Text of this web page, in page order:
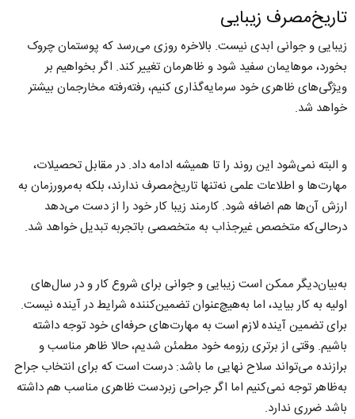
تاریخ‌مصرف زیبایی
زیبایی و جوانی ابدی نیست. بالاخره روزی می‌رسد که پوستمان چروک
بخورد، موهایمان سفید شود و ظاهرمان تغییر کند. اگر بخواهیم بر
ویژگی‌های ظاهری خود سرمایه‌گذاری کنیم، رفته‌رفته مخارجمان بیشتر
خواهد شد.
و البته نمی‌شود این روند را تا همیشه ادامه داد. در مقابل تحصیلات،
مهارت‌ها و اطلاعات علمی نه‌تنها تاریخ‌مصرف ندارند، بلکه به‌مرورزمان به
ارزش آن‌ها هم اضافه شود. کارمند زیبا کار خود را از دست می‌دهد
درحالی‌که متخصص غیرجذاب به متخصصی باتجربه تبدیل خواهد شد.
به‌بیان‌دیگر ممکن است زیبایی و جوانی برای شروع کار و در سال‌های
اولیه به کار بیاید، اما به‌هیچ‌عنوان تضمین‌کننده شرایط در آینده نیست.
برای تضمین آینده لازم است به مهارت‌های حرفه‌ای خود توجه داشته
باشیم. وقتی از برتری رزومه خود مطمئن شدیم، حالا ظاهر مناسب و
برازنده می‌تواند سلاح نهایی ما باشد: درست است که برای انتخاب جراح
به‌ظاهر توجه نمی‌کنیم اما اگر جراحی زبردست ظاهری مناسب هم داشته
باشد ضرری ندارد.